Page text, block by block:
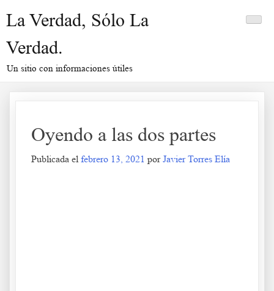
La Verdad, Sólo La
Verdad.
Un sitio con informaciones útiles
Oyendo a las dos partes
Publicada el febrero 13, 2021 porJavier Torres Elía